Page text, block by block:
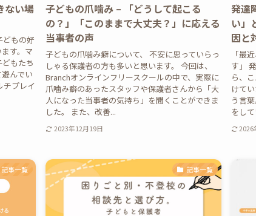
ない場
どもの好
す。マ
もたち
んでい
チプレイ
子どもの爪噛み – 「どうして起こる
の？」「このままで大丈夫？」に応える
当事者の声
子どもの爪噛み癖について、 不安に思っていらっ
しゃる保護者の方も多いと思います。 今回は、
Branchオンラインフリースクールの中で、実際に
爪噛み癖のあったスタッフや保護者さんから「大
人になった当事者の気持ち」を聞くことができま
した。 また、改善...
2023年12月19日
発達
い」
因と
「最
す」
ら、
けて
う言
をし
2026
記事一覧 記事一覧